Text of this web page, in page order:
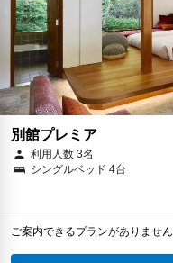
別館プレミア
利用人数 3名
シングルベッド 4台
ご案内できるプランがありませ